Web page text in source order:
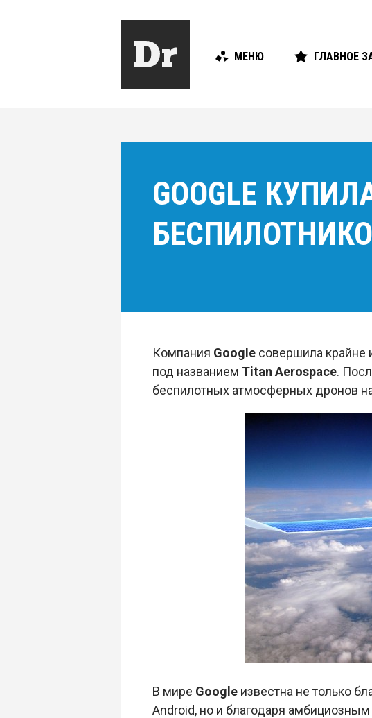
МЕНЮ ГЛАВНОЕ
GOOGLE
Компания Googleсовершила крайне
под названием Titan Aerospace.
беспилотных атмосферных дронов
В мире Googleизвестна не только
Android, но и благодаря